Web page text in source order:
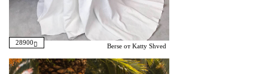
28900 Berse от Katty Shved